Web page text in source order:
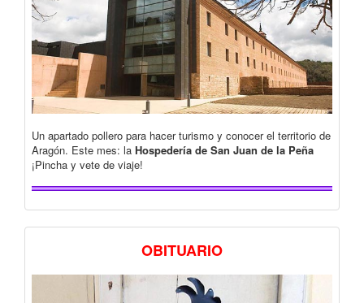
Un apartado pollero para hacer turismo y conocer el territorio de
Aragón. Este mes: la Hospedería de San Juan de la Peña
¡Pincha y vete de viaje!
OBITUARIO